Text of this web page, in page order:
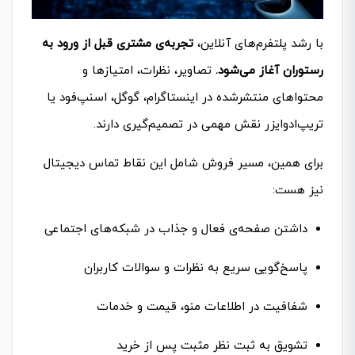
با رشد پلتفرم‌های آنلاین، تجربه‌ی مشتری قبل از ورود به
رستوران آغاز می‌شود. تصاویر، نظرات، امتیازها و
محتواهای منتشرشده در اینستاگرام، گوگل، اسنپ‌فود یا
تریپ‌ادوایزر نقش مهمی در تصمیم‌گیری دارند.
برای همین، مسیر فروش شامل این نقاط تماس دیجیتال
نیز هست:
داشتن صفحه‌ی فعال و جذاب در شبکه‌های اجتماعی
پاسخ‌گویی سریع به نظرات و سوالات کاربران
شفافیت در اطلاعات منو، قیمت و خدمات
تشویق به ثبت نظر مثبت پس از خرید